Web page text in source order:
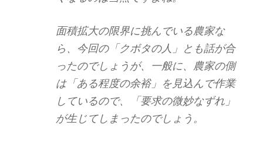
面積拡大の限界に挑んでいる農家な
ら、今回の「クボタの人」とも話が合
ったのでしょうが、一般に、農家の側
は「ある程度の余裕」を見込んで作業
しているので、「要求の微妙なずれ」
が生じてしまったのでしょう。